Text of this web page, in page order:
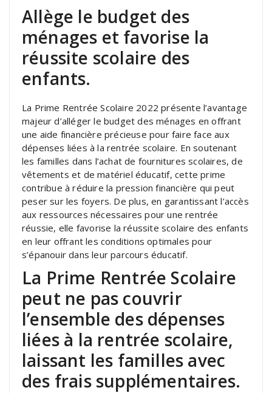
Allège le budget des
ménages et favorise la
réussite scolaire des
enfants.
La Prime Rentrée Scolaire 2022 présente l’avantage
majeur d’alléger le budget des ménages en offrant
une aide financière précieuse pour faire face aux
dépenses liées à la rentrée scolaire. En soutenant
les familles dans l’achat de fournitures scolaires, de
vêtements et de matériel éducatif, cette prime
contribue à réduire la pression financière qui peut
peser sur les foyers. De plus, en garantissant l’accès
aux ressources nécessaires pour une rentrée
réussie, elle favorise la réussite scolaire des enfants
en leur offrant les conditions optimales pour
s’épanouir dans leur parcours éducatif.
La Prime Rentrée Scolaire
peut ne pas couvrir
l’ensemble des dépenses
liées à la rentrée scolaire,
laissant les familles avec
des frais supplémentaires.